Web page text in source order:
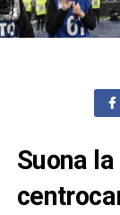
Suona